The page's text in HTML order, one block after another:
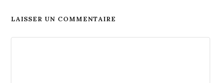
LAISSER UN COMMENTAIRE